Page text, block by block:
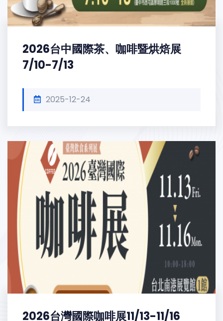
2026台中國際茶、咖啡暨烘焙展
7/10-7/13
2025-12-24
2026台灣國際咖啡展11/13-11/16